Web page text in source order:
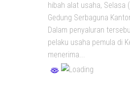
hibah alat usaha,
Gedung Serbaguna
Dalam penyaluran
pelaku usaha pemula di
menerima...